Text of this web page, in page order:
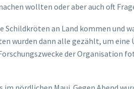
wollten oder aber auch oft
an Land kommen und
wurden dann alle gezählt, um eine
der Organisation